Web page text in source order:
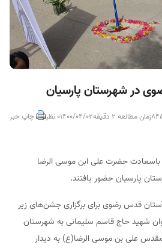
در شهرستان پارسیان
زمان مطالعه 2 دقیقه 1400/04/020 نظر چاپ خبر
حضرت علی ابن موسی الرضا
پارسیان حضور یافتند.
قدس رضوی برای برگزاری جشن‌های زیر
شهید حاج قاسم سلیمانی به شهرستان
مقدس علی بن موسی الرضا(ع) به دیدار